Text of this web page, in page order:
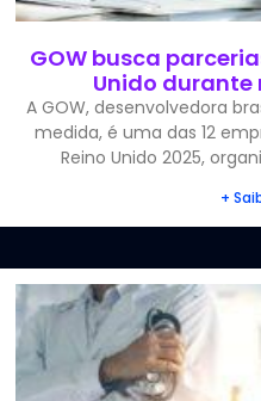
GOW busca
Unido durante
A GOW, desenvolvedora
medida, é uma das 12
Reino Unido 2025,
+